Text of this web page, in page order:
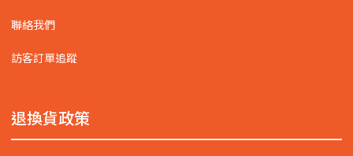
聯絡我們
訪客訂單追蹤
退換貨政策